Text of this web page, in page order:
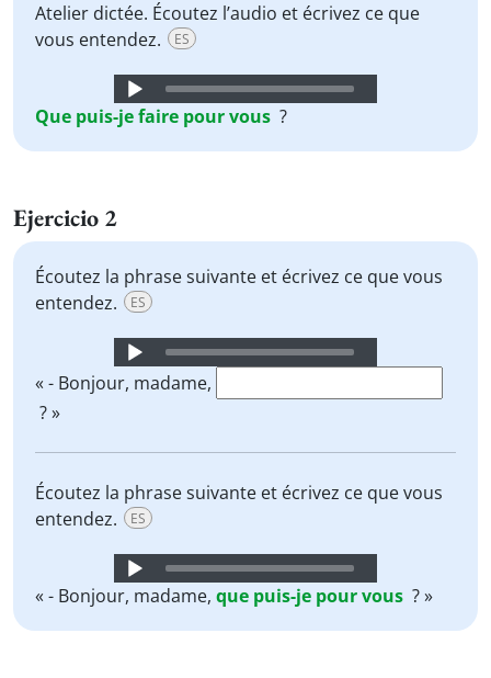
Atelier dictée. Écoutez l’audio et écrivez ce que
vous entendez.
ES
Audio
Player
Que puis-jefaire pourvous ?
Ejercicio 2
Écoutez la phrase suivante et écrivez ce que vous
entendez.
ES
Audio
Player
« - Bonjour, madame,
? »
Écoutez la phrase suivante et écrivez ce que vous
entendez.
ES
Audio
Player
« - Bonjour, madame, que puis-je pourvous ? »